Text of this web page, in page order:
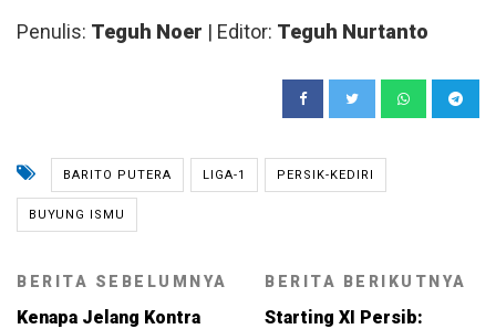
Penulis: Teguh Noer | Editor: Teguh Nurtanto
BARITO PUTERA LIGA-1 PERSIK-KEDIRI
BUYUNG ISMU
BERITA SEBELUMNYA
Kenapa Jelang Kontra
BERITA BERIKUTNYA
Starting XI Persib: